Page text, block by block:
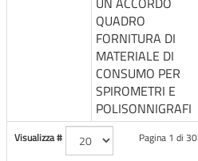
Visualizza # Pagina 1 di 30
QUADRO
FORNITURA DI
MATERIALE DI
CONSUMO PER
SPIROMETRI E
POLISONNIGRAFI